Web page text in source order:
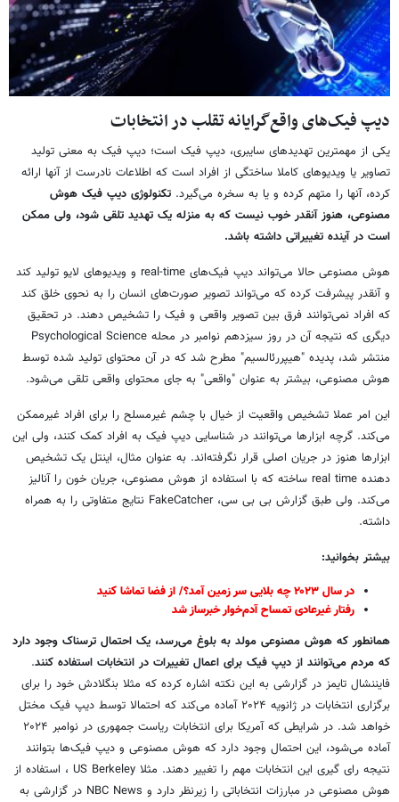
دیپ فیک‌های واقع‌گرایانه تقلب در انتخابات
یکی از مهمترین تهدیدهای سایبری، دیپ فیک است؛ دیپ فیک به معنی تولید
تصاویر یا ویدیوهای کاملا ساختگی از افراد است که اطلاعات نادرست از آنها ارائه
کرده، آنها را متهم کرده و یا به سخره می‌گیرد. تکنولوژی دیپ فیک هوش
مصنوعی، هنوز آنقدر خوب نیست که به منزله یک تهدید تلقی شود، ولی ممکن
است در آینده تغییراتی داشته باشد.
هوش مصنوعی حالا می‌تواند دیپ فیک‌های real-time و ویدیوهای لایو تولید کند
و آنقدر پیشرفت کرده که می‌تواند تصویر صورت‌های انسان را به نحوی خلق کند
که افراد نمی‌توانند فرق بین تصویر واقعی و فیک را تشخیص دهند. در تحقیق
دیگری که نتیجه آن در روز سیزدهم نوامبر در محله Psychological Science
منتشر شد، پدیده "هیپررئالسیم" مطرح شد که در آن محتوای تولید شده توسط
هوش مصنوعی، بیشتر به عنوان "واقعی" به جای محتوای واقعی تلقی می‌شود.
این امر عملا تشخیص واقعیت از خیال با چشم غیرمسلح را برای افراد غیرممکن
می‌کند. گرچه ابزارها می‌توانند در شناسایی دیپ فیک به افراد کمک کنند، ولی این
ابزارها هنوز در جریان اصلی قرار نگرفته‌اند. به عنوان مثال، اینتل یک تشخیص
دهنده real time ساخته که با استفاده از هوش مصنوعی، جریان خون را آنالیز
می‌کند. ولی طبق گزارش بی بی سی، FakeCatcher نتایج متفاوتی را به همراه
داشته.
بیشتر بخوانید:
در سال ۲۰۲۳ چه بلایی سر زمین آمد؟/ از فضا تماشا کنید
رفتار غیرعادی تمساح آدم‌خوار خبرساز شد
همانطور که هوش مصنوعی مولد به بلوغ می‌رسد، یک احتمال ترسناک وجود دارد
که مردم می‌توانند از دیپ فیک برای اعمال تغییرات در انتخابات استفاده کنند.
فایننشال تایمز در گزارشی به این نکته اشاره کرده که مثلا بنگلادش خود را برای
برگزاری انتخابات در ژانویه ۲۰۲۴ آماده می‌کند که احتمالا توسط دیپ فیک مختل
خواهد شد. در شرایطی که آمریکا برای انتخابات ریاست جمهوری در نوامبر ۲۰۲۴
آماده می‌شود، این احتمال وجود دارد که هوش مصنوعی و دیپ فیک‌ها بتوانند
نتیجه رای گیری این انتخابات مهم را تغییر دهند. مثلا US Berkeley ، استفاده از
هوش مصنوعی در مبارزات انتخاباتی را زیرنظر دارد و NBC News در گزارشی به